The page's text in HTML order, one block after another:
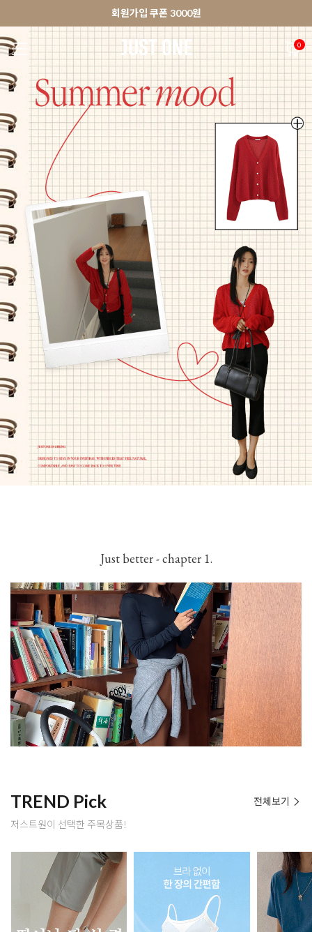
앱 다운로드 10% 할인쿠폰
🚀오늘출발상품 당일발송 배송중
회원가입 쿠폰 3000원
앱 다운로드 10% 할인쿠폰
0
NEW 7% BEST 🚀오늘출발 MADE . J 상의 팬츠
Just better - chapter 1.
TREND Pick
저스트원이 선택한 주목상품!
전체보기